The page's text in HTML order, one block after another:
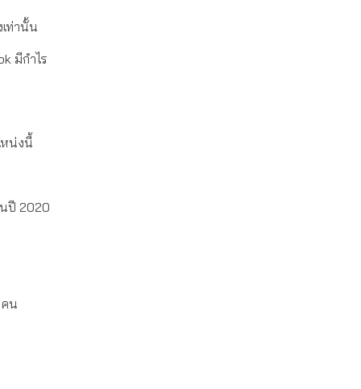
ท่านั้น
มีกำไร
หน่งนี้
ปี 2020
คน